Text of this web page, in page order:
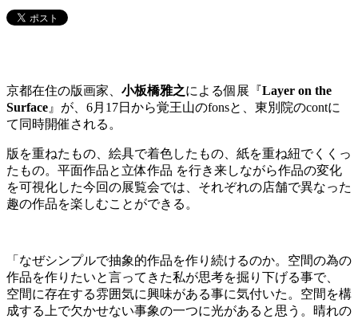
京都在住の版画家、 小板橋雅之による個展『Layer on the
Surface 』が、6月17日から覚王山のfonsと、東別院のcontに
て同時開催される。
版を重ねたもの、絵具で着色したもの、紙を重ね紐でくくっ
たもの。平面作品と立体作品 を行き来しながら作品の変化
を可視化した今回の展覧会では、それぞれの店舗で異なった
趣の作品を楽しむことができる。
「なぜシンプルで抽象的作品を作り続けるのか。空間の為の
作品を作りたいと言ってきた私が思考を掘り下げる事で、
空間に存在する雰囲気に興味がある事に気付いた。空間を構
成する上で欠かせない事象の一つに光があると思う。晴れの